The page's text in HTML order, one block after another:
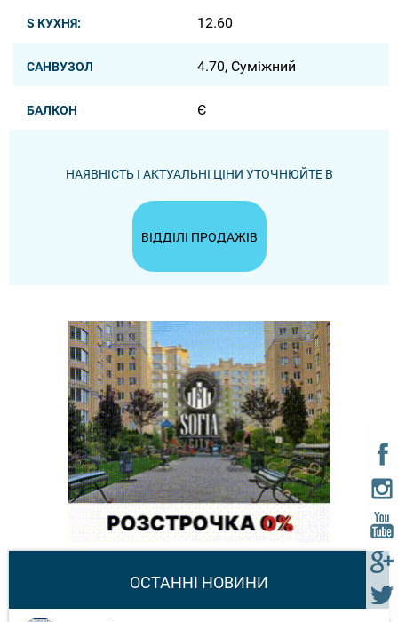
S КУХНЯ: 12.60
САНВУЗОЛ 4.70, Суміжний
БАЛКОН Є
НАЯВНІСТЬ І АКТУАЛЬНІ ЦІНИ УТОЧНЮЙТЕ В
ВІДДІЛІ ПРОДАЖІВ
ОСТАННІ НОВИНИ